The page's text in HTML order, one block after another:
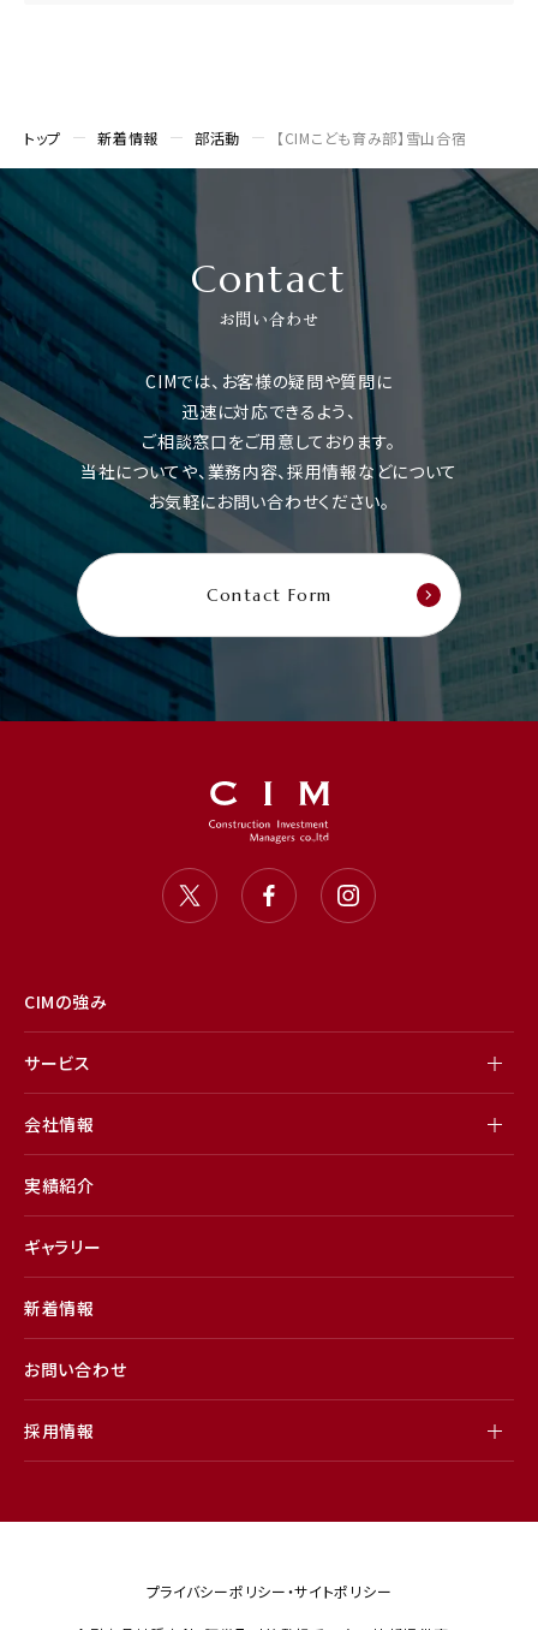
トップ 新着情報 部活動 【CIMこども育み部】雪山合宿
Contact
お問い合わせ
CIMでは、お客様の疑問や質問に
迅速に対応できるよう、
ご相談窓口をご用意しております。
当社についてや、業務内容、採用情報などについて
お気軽にお問い合わせください。
Contact Form
CIMの強み
サービス
会社情報
実績紹介
ギャラリー
新着情報
お問い合わせ
採用情報
プライバシーポリシー・サイトポリシー